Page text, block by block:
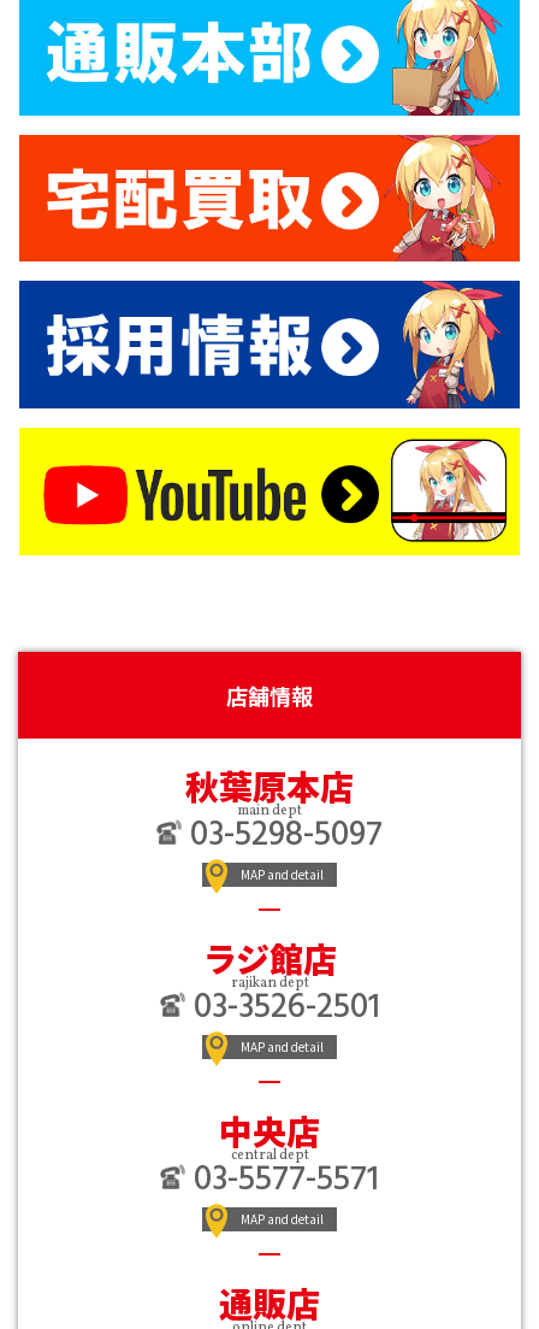
店舗情報
秋葉原本店
main dept
03-5298-5097
MAP and detail
ラジ館店
rajikan dept
03-3526-2501
MAP and detail
中央店
central dept
03-5577-5571
MAP and detail
通販店